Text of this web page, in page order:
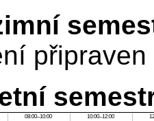
připraven
08:00–10:00 10:00–12:00